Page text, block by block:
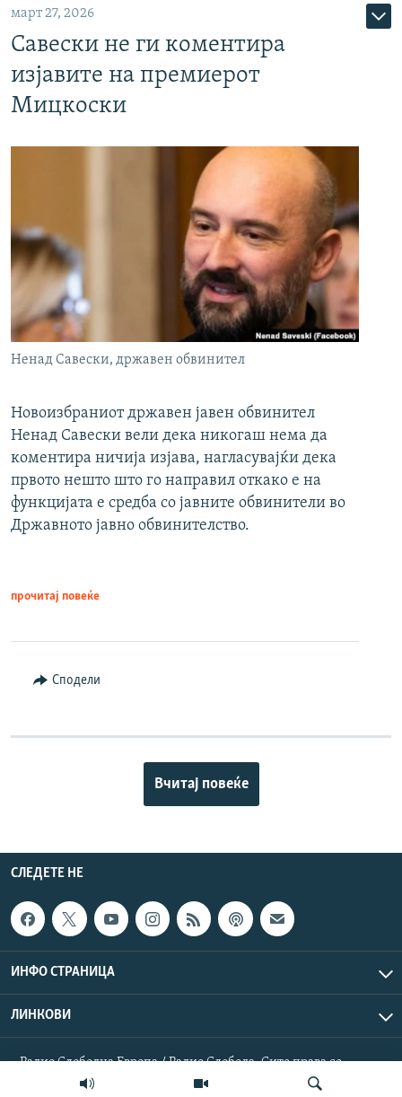
март 27, 2026
Савески не ги коментира
изјавите на премиерот
Мицкоски
Ненад Савески, државен обвинител
Новоизбраниот државен јавен обвинител
Ненад Савески вели дека никогаш нема да
коментира ничија изјава, нагласувајќи дека
првото нешто што го направил откако е на
функцијата е средба со јавните обвинители во
Државното јавно обвинителство.
прочитај повеќе
Сподели
Вчитај повеќе
СЛЕДЕТЕ НЕ
ИНФО СТРАНИЦА
ЛИНКОВИ
Радио Слободна Европа / Радио Слобода. Сите права се
резервирани